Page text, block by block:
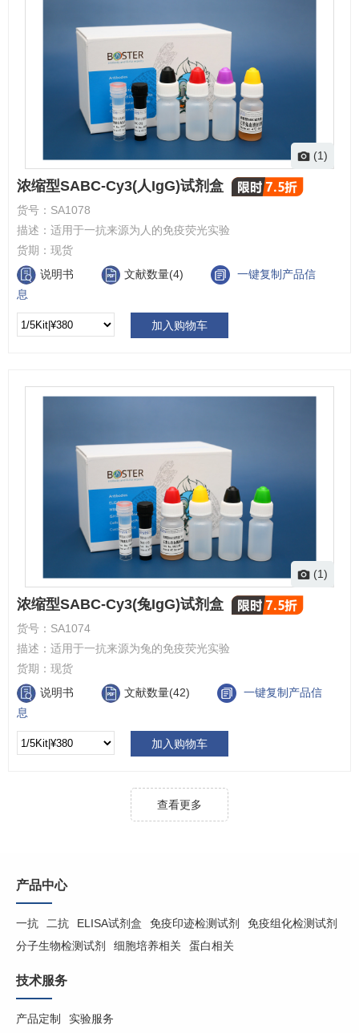
(1)
浓缩型SABC-Cy3(人IgG)试剂盒
货号： SA1078
描述： 适用于一抗来源为人的免疫荧光实验
货期： 现货
说明书
文献数量(4)
一键复制产品信
息
加入购物车
(1)
浓缩型SABC-Cy3(兔IgG)试剂盒
货号： SA1074
描述： 适用于一抗来源为兔的免疫荧光实验
货期： 现货
说明书
文献数量(42)
一键复制产品信
息
加入购物车
查看更多
产品中心
一抗 二抗 ELISA试剂盒 免疫印迹检测试剂
免疫组化检测试剂
分子生物检测试剂
细胞培养相关 蛋白相关
技术服务
产品定制 实验服务